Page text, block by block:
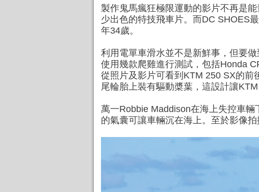
製作鬼馬瘋狂極限運動的影片不再是
少出色的特技飛車片。而DC SHOES
年34歲。
利用電單車滑水並不是新鮮事，但要
使用幾款爬雞進行測試，包括Honda
從照片及影片可看到KTM 250 SX的
尾輪胎上裝有驅動槳葉，這設計讓
萬一Robbie Maddison在海上失控車
的氣囊可讓車輛沉在海上。至於影像拍